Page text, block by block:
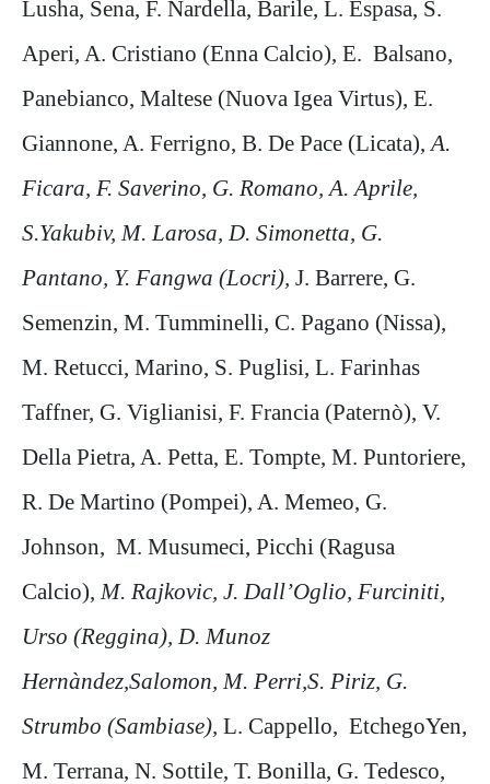
Lusha, Sena, F. Nardella, Barile, L. Espasa, S.
Aperi, A. Cristiano (Enna Calcio), E. Balsano,
Panebianco, Maltese (Nuova Igea Virtus), E.
Giannone, A. Ferrigno, B. De Pace (Licata), A.
Ficara, F. Saverino, G. Romano, A. Aprile,
S.Yakubiv, M. Larosa, D. Simonetta, G.
Pantano, Y. Fangwa (Locri), J. Barrere, G.
Semenzin, M. Tumminelli, C. Pagano (Nissa),
M. Retucci, Marino, S. Puglisi, L. Farinhas
Taffner, G. Viglianisi, F. Francia (Paternò), V.
Della Pietra, A. Petta, E. Tompte, M. Puntoriere,
R. De Martino (Pompei), A. Memeo, G.
Johnson, M. Musumeci, Picchi (Ragusa
Calcio), M. Rajkovic, J. Dall’Oglio, Furciniti,
Urso (Reggina), D. Munoz
Hernàndez,Salomon, M. Perri,S. Piriz, G.
Strumbo (Sambiase), L. Cappello, EtchegoYen,
M. Terrana, N. Sottile, T. Bonilla, G. Tedesco,